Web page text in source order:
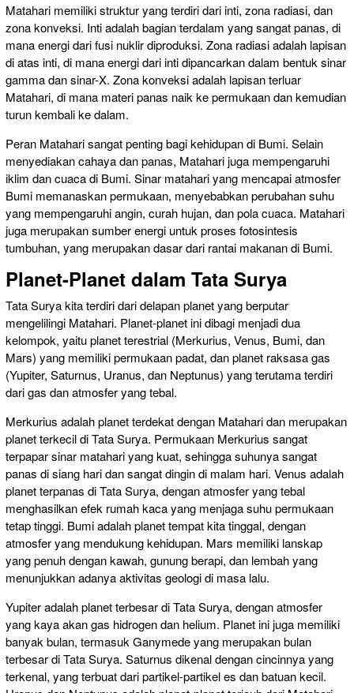
Matahari memiliki struktur yang terdiri dari inti, zona radiasi, dan
zona konveksi. Inti adalah bagian terdalam yang sangat panas, di
mana energi dari fusi nuklir diproduksi. Zona radiasi adalah lapisan
di atas inti, di mana energi dari inti dipancarkan dalam bentuk sinar
gamma dan sinar-X. Zona konveksi adalah lapisan terluar
Matahari, di mana materi panas naik ke permukaan dan kemudian
turun kembali ke dalam.
Peran Matahari sangat penting bagi kehidupan di Bumi. Selain
menyediakan cahaya dan panas, Matahari juga mempengaruhi
iklim dan cuaca di Bumi. Sinar matahari yang mencapai atmosfer
Bumi memanaskan permukaan, menyebabkan perubahan suhu
yang mempengaruhi angin, curah hujan, dan pola cuaca. Matahari
juga merupakan sumber energi untuk proses fotosintesis
tumbuhan, yang merupakan dasar dari rantai makanan di Bumi.
Planet-Planet dalam Tata Surya
Tata Surya kita terdiri dari delapan planet yang berputar
mengelilingi Matahari. Planet-planet ini dibagi menjadi dua
kelompok, yaitu planet terestrial (Merkurius, Venus, Bumi, dan
Mars) yang memiliki permukaan padat, dan planet raksasa gas
(Yupiter, Saturnus, Uranus, dan Neptunus) yang terutama terdiri
dari gas dan atmosfer yang tebal.
Merkurius adalah planet terdekat dengan Matahari dan merupakan
planet terkecil di Tata Surya. Permukaan Merkurius sangat
terpapar sinar matahari yang kuat, sehingga suhunya sangat
panas di siang hari dan sangat dingin di malam hari. Venus adalah
planet terpanas di Tata Surya, dengan atmosfer yang tebal
menghasilkan efek rumah kaca yang menjaga suhu permukaan
tetap tinggi. Bumi adalah planet tempat kita tinggal, dengan
atmosfer yang mendukung kehidupan. Mars memiliki lanskap
yang penuh dengan kawah, gunung berapi, dan lembah yang
menunjukkan adanya aktivitas geologi di masa lalu.
Yupiter adalah planet terbesar di Tata Surya, dengan atmosfer
yang kaya akan gas hidrogen dan helium. Planet ini juga memiliki
banyak bulan, termasuk Ganymede yang merupakan bulan
terbesar di Tata Surya. Saturnus dikenal dengan cincinnya yang
terkenal, yang terbuat dari partikel-partikel es dan batuan kecil.